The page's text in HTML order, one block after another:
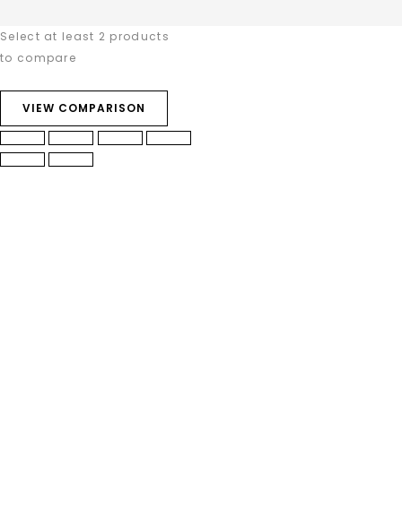
Select at least 2 products
to compare
VIEW COMPARISON